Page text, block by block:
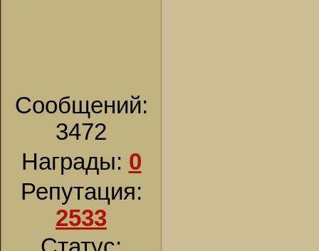
Сообщений:
3472
Награды: 0
Репутация:
2533